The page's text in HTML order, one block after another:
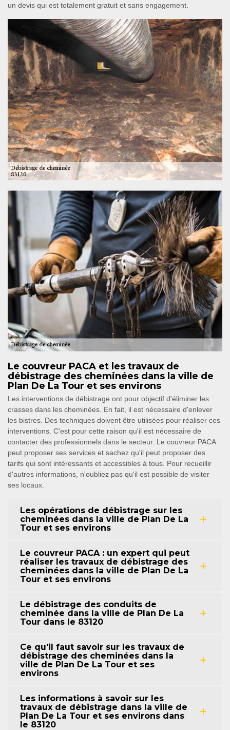
un devis qui est totalement gratuit et sans engagement.
Le couvreur PACA et les travaux de
débistrage des cheminées dans la ville de
Plan De La Tour et ses environs
Les interventions de débistrage ont pour objectif d'éliminer les
crasses dans les cheminées. En fait, il est nécessaire d'enlever
les bistres. Des techniques doivent être utilisées pour réaliser ces
interventions. C'est pour cette raison qu'il est nécessaire de
contacter des professionnels dans le secteur. Le couvreur PACA
peut proposer ses services et sachez qu'il peut proposer des
tarifs qui sont intéressants et accessibles à tous. Pour recueillir
d'autres informations, n'oubliez pas qu'il est possible de visiter
ses locaux.
Les opérations de débistrage sur les
cheminées dans la ville de Plan De La
Tour et ses environs
Le couvreur PACA : un expert qui peut
réaliser les travaux de débistrage des
cheminées dans la ville de Plan De La
Tour et ses environs
Le débistrage des conduits de
cheminée dans la ville de Plan De La
Tour dans le 83120
Ce qu'il faut savoir sur les travaux de
débistrage des cheminées dans la
ville de Plan De La Tour et ses
environs
Les informations à savoir sur les
travaux de débistrage dans la ville de
Plan De La Tour et ses environs dans
le 83120